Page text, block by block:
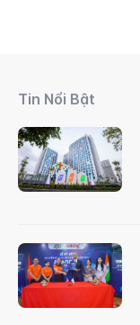
Tin Nổi Bật